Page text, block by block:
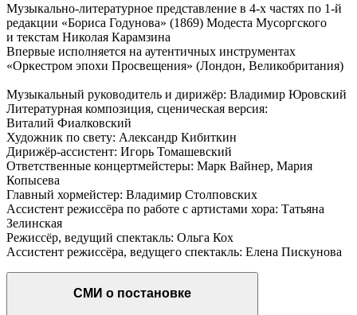
Музыкально-литературное представление в 4-х частях по 1-й
редакции «Бориса Годунова» (1869) Модеста Мусоргского
и текстам Николая Карамзина
Впервые исполняется на аутентичных инструментах
«Оркестром эпохи Просвещения» (Лондон, Великобритания)
Музыкальный руководитель и дирижёр: Владимир Юровский
Литературная композиция, сценическая версия:
Виталий Фиалковский
Художник по свету: Александр Кибиткин
Дирижёр-ассистент: Игорь Томашевский
Ответственные концертмейстеры: Марк Вайнер, Мария
Копысева
Главный хормейстер: Владимир Столповских
Ассистент режиссёра по работе с артистами хора: Татьяна
Зелинская
Режиссёр, ведущий спектакль: Ольга Кох
Ассистент режиссёра, ведущего спектакль: Елена Пискунова
СМИ о постановке